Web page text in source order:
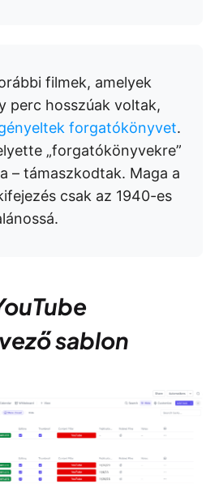
filmek, amelyek
perc hosszúak voltak,
forgatókönyvet.
„forgatókönyvekre”
– támaszkodtak. Maga a
csak az 1940-es
sablon